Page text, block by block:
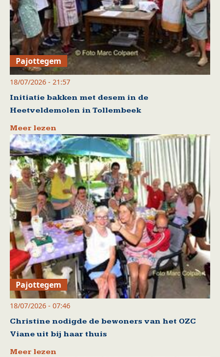
Pajottegem
18/07/2026 - 21:57
Initiatie bakken met desem in de
Heetveldemolen in Tollembeek
Meer lezen
Pajottegem
18/07/2026 - 07:46
Christine nodigde de bewoners van het OZC
Viane uit bij haar thuis
Meer lezen